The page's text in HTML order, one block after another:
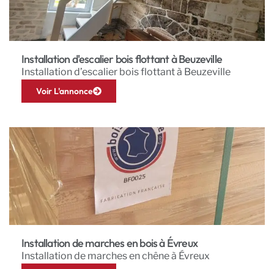
Installation d'escalier bois flottant à Beuzeville
Installation d’escalier bois flottant à Beuzeville
Voir L'annonce
Installation de marches en bois à Évreux
Installation de marches en chêne à Évreux